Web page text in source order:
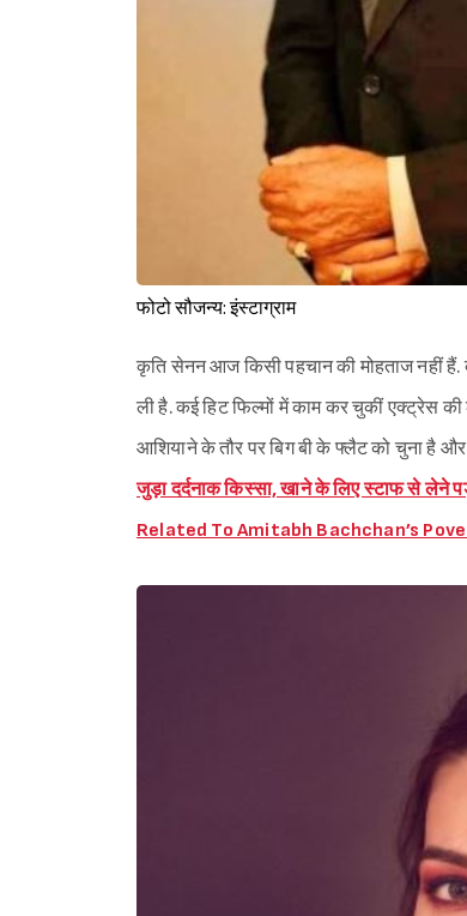
फोटो सौजन्य: इंस्टाग्राम
कृति सेनन आज किसी पहचान की मोहताज नहीं
ली है. कई हिट फिल्मों में काम कर चुकीं एक्ट्रेस
आशियाने के तौर पर बिग बी के फ्लैट को चुना है
जुड़ा दर्दनाक किस्सा, खाने के लिए स्टाफ से
Related To Amitabh Bachchan’s